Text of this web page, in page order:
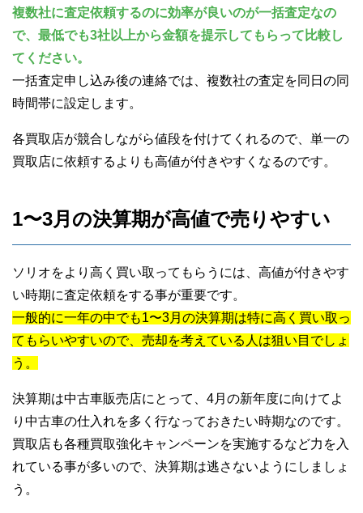
複数社に査定依頼するのに効率が良いのが一括査定なの
で、最低でも3社以上から金額を提示してもらって比較し
てください。
一括査定申し込み後の連絡では、複数社の査定を同日の同
時間帯に設定します。
各買取店が競合しながら値段を付けてくれるので、単一の
買取店に依頼するよりも高値が付きやすくなるのです。
1〜3月の決算期が高値で売りやすい
ソリオをより高く買い取ってもらうには、高値が付きやす
い時期に査定依頼をする事が重要です。
一般的に一年の中でも1〜3月の決算期は特に高く買い取っ
てもらいやすいので、売却を考えている人は狙い目でしょ
う。
決算期は中古車販売店にとって、4月の新年度に向けてよ
り中古車の仕入れを多く行なっておきたい時期なのです。
買取店も各種買取強化キャンペーンを実施するなど力を入
れている事が多いので、決算期は逃さないようにしましょ
う。